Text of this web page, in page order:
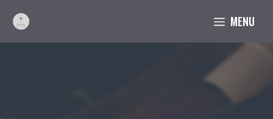
contenu
MENU